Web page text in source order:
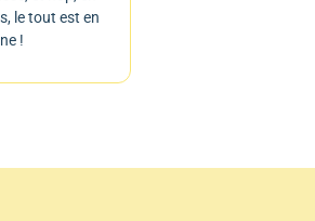
le tout est en
!